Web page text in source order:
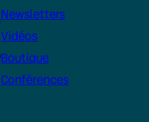
Newsletters
Vidéos
Boutique
Conférences